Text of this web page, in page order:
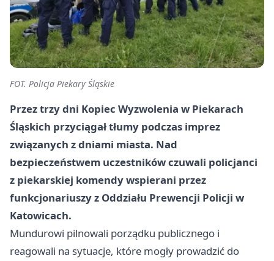
FOT. Policja Piekary Śląskie
Przez trzy dni Kopiec Wyzwolenia w Piekarach
Śląskich przyciągał tłumy podczas imprez
związanych z dniami miasta. Nad
bezpieczeństwem uczestników czuwali policjanci
z piekarskiej komendy wspierani przez
funkcjonariuszy z Oddziału Prewencji Policji w
Katowicach.
Mundurowi pilnowali porządku publicznego i
reagowali na sytuacje, które mogły prowadzić do